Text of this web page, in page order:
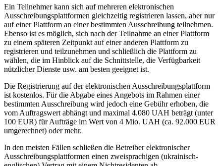
Ein Teilnehmer kann sich auf mehreren elektronischen
Ausschreibungsplattformen gleichzeitig registrieren lassen, aber nur
auf einer Plattform an einer bestimmten Ausschreibung teilnehmen.
Ebenso ist es möglich, sich nach der Teilnahme an einer Plattform
zu einem späteren Zeitpunkt auf einer anderen Plattform zu
registrieren und teilzunehmen und schließlich die Plattform zu
wählen, die im Hinblick auf die Schnittstelle, die Verfügbarkeit
nützlicher Dienste usw. am besten geeignet ist.
Die Registrierung auf der elektronischen Ausschreibungsplattform
ist kostenlos. Für die Abgabe eines Angebots im Rahmen einer
bestimmten Ausschreibung wird jedoch eine Gebühr erhoben, die
vom Auftragswert abhängt und maximal 4.080 UAH beträgt (unter
100 EUR) für Aufträge im Wert von 4 Mio. UAH (ca. 92.000 EUR
umgerechnet) oder mehr.
In den meisten Fällen schließen die Betreiber elektronischer
Ausschreibungsplattformen einen zweisprachigen (ukrainisch-